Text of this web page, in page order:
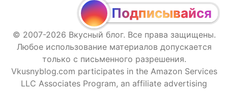
Подписывайся
© 2007-2026 Вкусный блог. Все права защищены.
Любое использование материалов допускается
только с письменного разрешения.
Vkusnyblog.com participates in the Amazon Services
LLC Associates Program, an affiliate advertising